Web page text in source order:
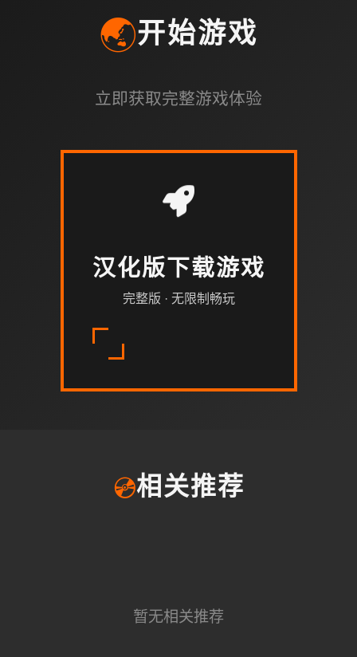
🌏开始游戏
立即获取完整游戏体验
汉化版下载游戏
完整版 · 无限制畅玩
💿相关推荐
暂无相关推荐